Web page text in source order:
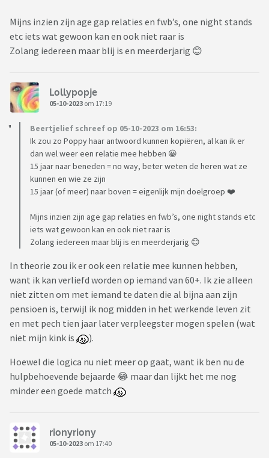
Mijns inzien zijn age gap relaties en fwb’s, one night stands
etc iets wat gewoon kan en ook niet raar is
Zolang iedereen maar blij is en meerderjarig 😊
Lollypopje
05-10-2023 om 17:19
Beertjelief schreef op 05-10-2023 om 16:53:
Ik zou zo Poppy haar antwoord kunnen kopiëren, al kan ik er
dan wel weer een relatie mee hebben 😀
15 jaar naar beneden = no way, beter weten de heren wat ze
kunnen en wie ze zijn
15 jaar (of meer) naar boven = eigenlijk mijn doelgroep ❤️
Mijns inzien zijn age gap relaties en fwb’s, one night stands etc
iets wat gewoon kan en ook niet raar is
Zolang iedereen maar blij is en meerderjarig 😊
In theorie zou ik er ook een relatie mee kunnen hebben,
want ik kan verliefd worden op iemand van 60+. Ik zie alleen
niet zitten om met iemand te daten die al bijna aan zijn
pensioen is, terwijl ik nog midden in het werkende leven zit
en met pech tien jaar later verpleegster mogen spelen (wat
niet mijn kink is
).
Hoewel die logica nu niet meer op gaat, want ik ben nu de
hulpbehoevende bejaarde 😂 maar dan lijkt het me nog
minder een goede match
rionyriony
05-10-2023 om 17:40